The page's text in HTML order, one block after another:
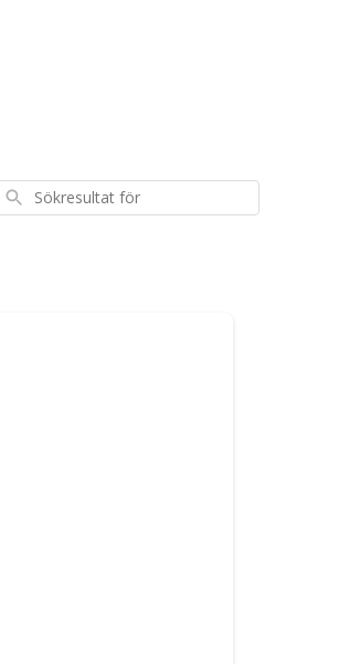
Sökresultat
för